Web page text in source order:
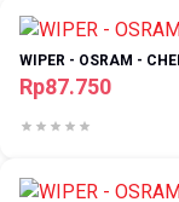
WIPER - OSRAM -
Rp87.750